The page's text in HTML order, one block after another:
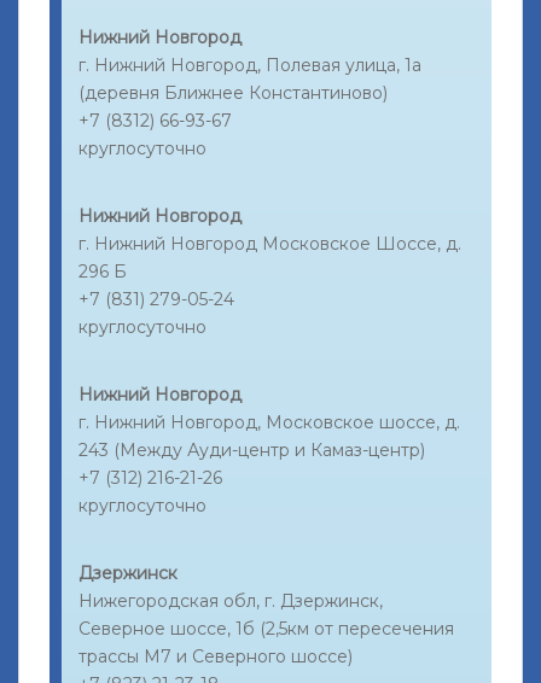
Нижний Новгород
г. Нижний Новгород, Полевая улица, 1а
(деревня Ближнее Константиново)
+7 (8312) 66-93-67
круглосуточно
Нижний Новгород
г. Нижний Новгород Московское Шоссе, д.
296 Б
+7 (831) 279-05-24
круглосуточно
Нижний Новгород
г. Нижний Новгород, Московское шоссе, д.
243 (Между Ауди-центр и Камаз-центр)
+7 (312) 216-21-26
круглосуточно
Дзержинск
Нижегородская обл, г. Дзержинск,
Северное шоссе, 1б (2,5км от пересечения
трассы М7 и Северного шоссе)